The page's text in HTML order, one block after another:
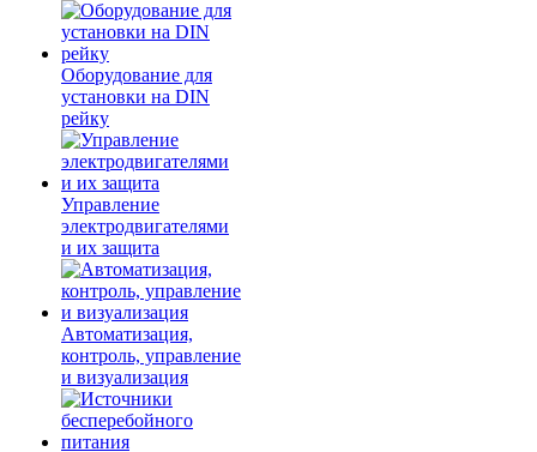
Оборудование для
установки на DIN
рейку
Управление
электродвигателями
и их защита
Автоматизация,
контроль, управление
и визуализация